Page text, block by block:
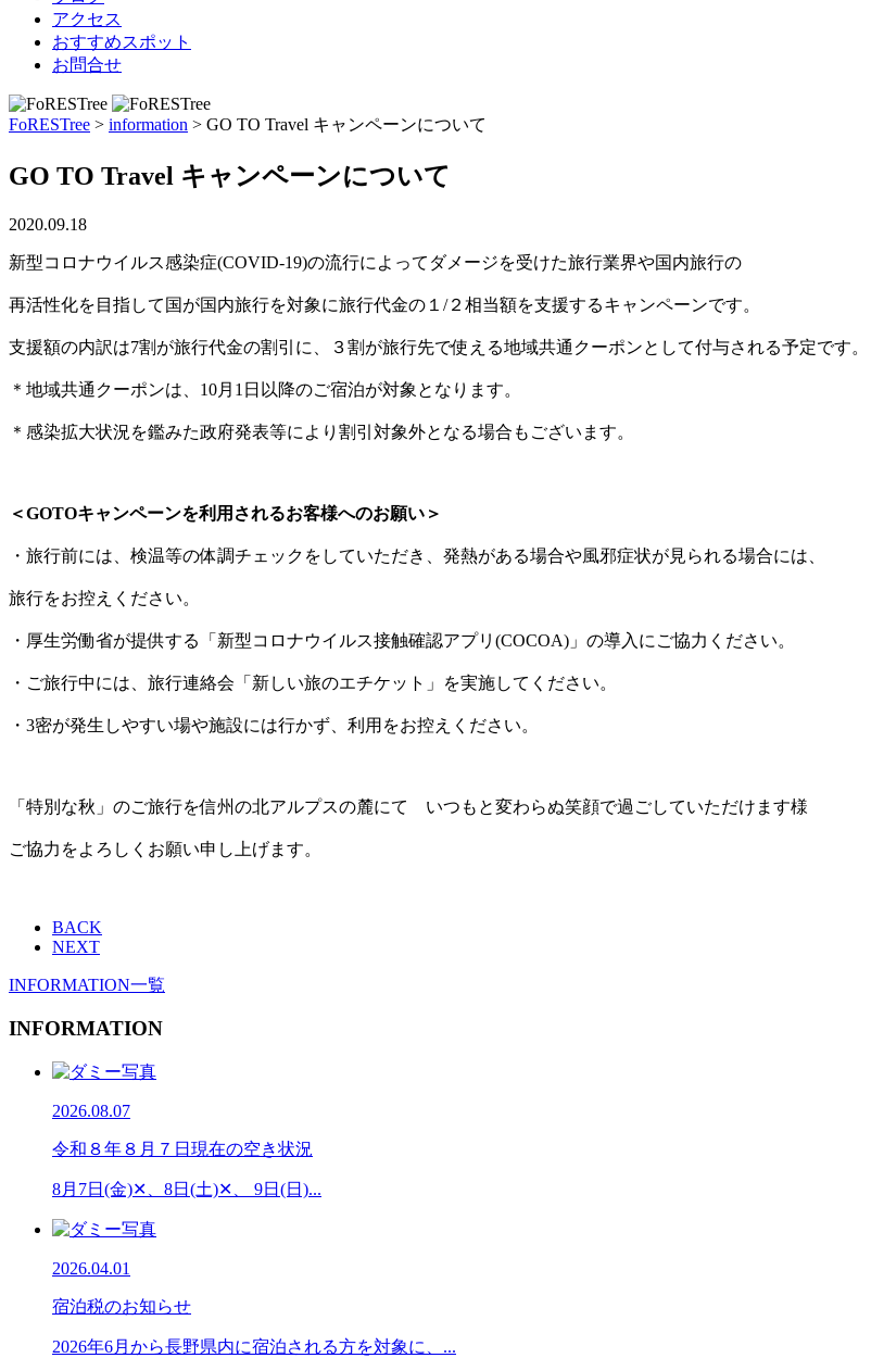
アクセス
おすすめスポット
お問合せ
FoRESTree > information > GO TO Travel キャンペーンについて
GO TO Travel キャンペーンについて
2020.09.18
新型コロナウイルス感染症(COVID-19)の流行によってダメージを受けた旅行業界や国内旅行の
再活性化を目指して国が国内旅行を対象に旅行代金の１/２相当額を支援するキャンペーンです。
支援額の内訳は7割が旅行代金の割引に、３割が旅行先で使える地域共通クーポンとして付与される予定です。
＊地域共通クーポンは、10月1日以降のご宿泊が対象となります。
＊感染拡大状況を鑑みた政府発表等により割引対象外となる場合もございます。
＜GOTOキャンペーンを利用されるお客様へのお願い＞
・旅行前には、検温等の体調チェックをしていただき、発熱がある場合や風邪症状が見られる場合には、
旅行をお控えください。
・厚生労働省が提供する「新型コロナウイルス接触確認アプリ(COCOA)」の導入にご協力ください。
・ご旅行中には、旅行連絡会「新しい旅のエチケット」を実施してください。
・3密が発生しやすい場や施設には行かず、利用をお控えください。
「特別な秋」のご旅行を信州の北アルプスの麓にて いつもと変わらぬ笑顔で過ごしていただけます様
ご協力をよろしくお願い申し上げます。
BACK
NEXT
INFORMATION一覧
INFORMATION
2026.08.07
令和８年８月７日現在の空き状況
8月7日(金)✕、8日(土)✕、 9日(日)...
2026.04.01
宿泊税のお知らせ
2026年6月から長野県内に宿泊される方を対象に、...